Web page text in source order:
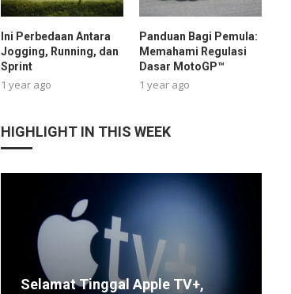
Ini Perbedaan Antara
Jogging, Running, dan
Sprint
1 year ago
Panduan Bagi Pemula:
Memahami Regulasi
Dasar MotoGP™
1 year ago
HIGHLIGHT IN THIS WEEK
Selamat Tinggal Apple TV+,